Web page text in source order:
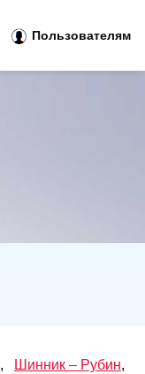
, Шинник – Рубин,
Пользователям